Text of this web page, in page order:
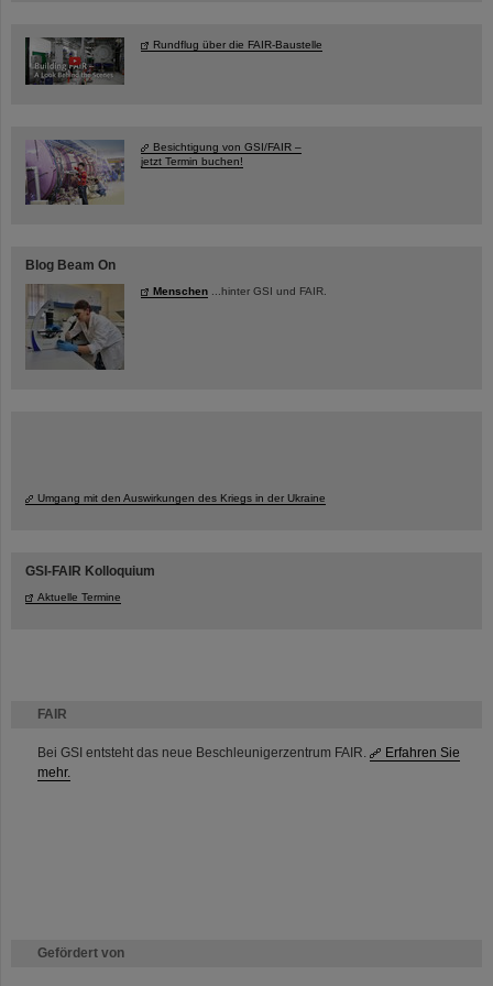
FAIR
Bei GSI entsteht das neue Beschleunigerzentrum FAIR.
Erfahren Sie
mehr.
Gefördert von
Rundflug über die FAIR-Baustelle
Besichtigung von GSI/FAIR –
jetzt Termin buchen!
Blog Beam On
Menschen ...hinter GSI und FAIR.
Umgang mit den Auswirkungen des Kriegs in der Ukraine
GSI-FAIR Kolloquium
Aktuelle Termine